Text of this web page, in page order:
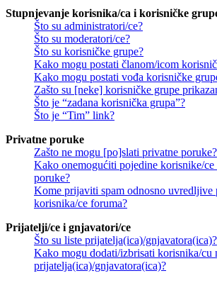
Stupnjevanje korisnika/ca i korisničke
Što su administratori/ce?
Što su moderatori/ce?
Što su korisničke grupe?
Kako mogu postati članom/icom
Kako mogu postati vođa korisničke
Zašto su [neke] korisničke grupe
Što je “zadana korisnička grupa”?
Što je “Tim” link?
Privatne poruke
Zašto ne mogu [po]slati privatne poruke?
Kako onemogućiti pojedine korisnike/
poruke?
Kome prijaviti spam odnosno uvredljive
korisnika/ce foruma?
Prijatelji/ce i gnjavatori/ce
Što su liste prijatelja(ica)/gnjavatora(ica)?
Kako mogu dodati/izbrisati korisnika/cu
prijatelja(ica)/gnjavatora(ica)?